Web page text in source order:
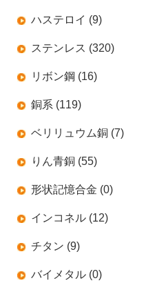
ハステロイ (9)
ステンレス (320)
リボン鋼 (16)
銅系 (119)
ベリリュウム銅 (7)
りん青銅 (55)
形状記憶合金 (0)
インコネル (12)
チタン (9)
バイメタル (0)